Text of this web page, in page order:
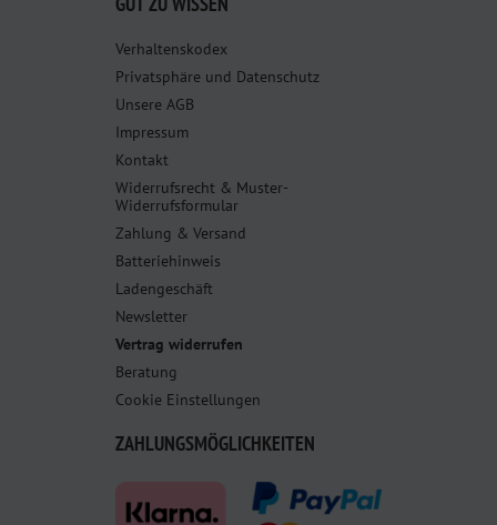
Verhaltenskodex
Privatsphäre und Datenschutz
Unsere AGB
Impressum
Kontakt
Widerrufsrecht & Muster-
Widerrufsformular
Zahlung & Versand
Batteriehinweis
Ladengeschäft
Newsletter
Vertrag widerrufen
Beratung
Cookie Einstellungen
ZAHLUNGSMÖGLICHKEITEN